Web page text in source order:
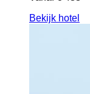
Bekijk hotel